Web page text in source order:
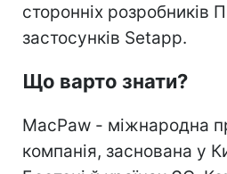
сторонніх розробників
застосунків Setapp.
Що варто знати?
MacPaw - міжнародна
компанія, заснована у